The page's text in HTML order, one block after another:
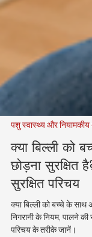
पशु स्वास्थ्य और
क्या बिल्ली को
छोड़ना सुरक्षित
सुरक्षित परिचय
क्या बिल्ली को बच्चे के साथ